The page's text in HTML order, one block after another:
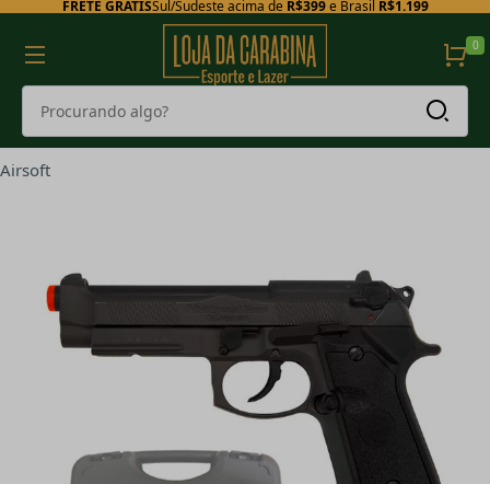
FRETE GRÁTISSul/Sudeste acima de R$399e Brasil R$1.199
0
Airsoft